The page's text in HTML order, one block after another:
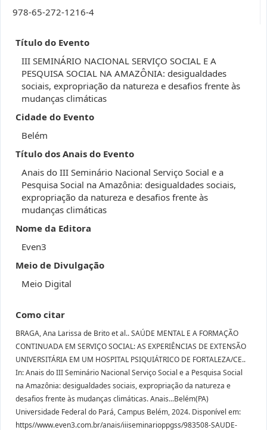
978-65-272-1216-4
Título do Evento
III SEMINÁRIO NACIONAL SERVIÇO SOCIAL E A
PESQUISA SOCIAL NA AMAZÔNIA: desigualdades
sociais, expropriação da natureza e desafios frente às
mudanças climáticas
Cidade do Evento
Belém
Título dos Anais do Evento
Anais do III Seminário Nacional Serviço Social e a
Pesquisa Social na Amazônia: desigualdades sociais,
expropriação da natureza e desafios frente às
mudanças climáticas
Nome da Editora
Even3
Meio de Divulgação
Meio Digital
Como citar
BRAGA, Ana Larissa de Brito et al.. SAÚDE MENTAL E A FORMAÇÃO
CONTINUADA EM SERVIÇO SOCIAL: AS EXPERIÊNCIAS DE EXTENSÃO
UNIVERSITÁRIA EM UM HOSPITAL PSIQUIÁTRICO DE FORTALEZA/CE..
In: Anais do III Seminário Nacional Serviço Social e a Pesquisa Social
na Amazônia: desigualdades sociais, expropriação da natureza e
desafios frente às mudanças climáticas. Anais...Belém(PA)
Universidade Federal do Pará, Campus Belém, 2024. Disponível em:
https//www.even3.com.br/anais/iiiseminarioppgss/983508-SAUDE-